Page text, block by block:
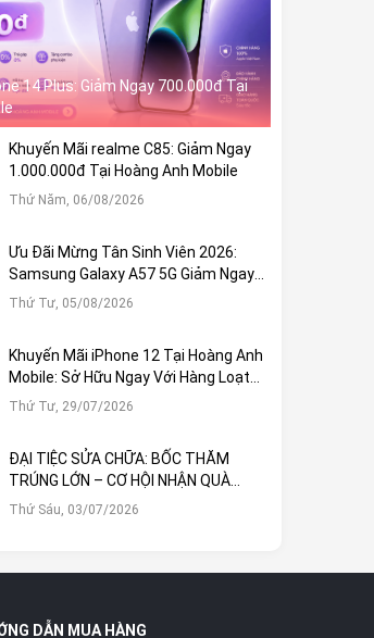
14 Plus: Giảm Ngay 700.000đ Tại
Khuyến Mãi realme C85: Giảm Ngay
1.000.000đ Tại Hoàng Anh Mobile
Thứ Năm, 06/08/2026
Ưu Đãi Mừng Tân Sinh Viên 2026:
Samsung Galaxy A57 5G Giảm Ngay
1.000.000đ
Thứ Tư, 05/08/2026
Khuyến Mãi iPhone 12 Tại Hoàng Anh
Mobile: Sở Hữu Ngay Với Hàng Loạt
Ưu Đãi Hấp Dẫn
Thứ Tư, 29/07/2026
ĐẠI TIỆC SỬA CHỮA: BỐC THĂM
TRÚNG LỚN – CƠ HỘI NHẬN QUÀ
KHỦNG TẠI HOÀNG ANH MOBILE
Thứ Sáu, 03/07/2026
DẪN MUA HÀNG